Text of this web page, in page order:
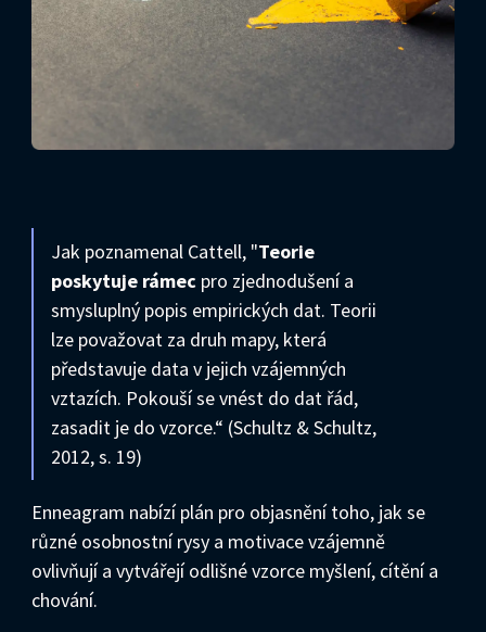
Jak poznamenal Cattell, "Teorie
poskytuje rámec pro zjednodušení a
smysluplný popis empirických dat. Teorii
lze považovat za druh mapy, která
představuje data v jejich vzájemných
vztazích. Pokouší se vnést do dat řád,
zasadit je do vzorce.“ (Schultz & Schultz,
2012, s. 19)
Enneagram nabízí plán pro objasnění toho, jak se
různé osobnostní rysy a motivace vzájemně
ovlivňují a vytvářejí odlišné vzorce myšlení, cítění a
chování.